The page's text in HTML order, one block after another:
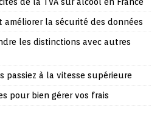
améliorer la sécurité des données
les distinctions avec autres
passiez à la vitesse supérieure
pour bien gérer vos frais